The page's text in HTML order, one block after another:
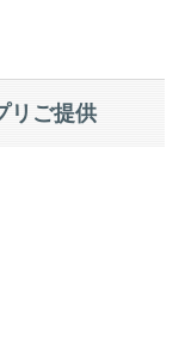
リご提供